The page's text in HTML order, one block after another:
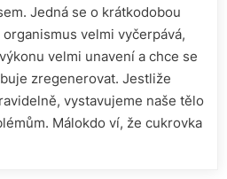
Jedná se o krátkodobou
velmi vyčerpává,
velmi unavení a chce se
zregenerovat. Jestliže
vystavujeme naše tělo
Málokdo ví, že cukrovka